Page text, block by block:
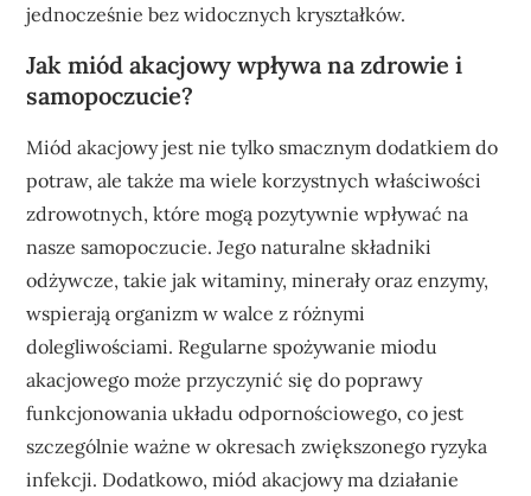
jednocześnie bez widocznych kryształków.
Jak miód akacjowy wpływa na zdrowie i
samopoczucie?
Miód akacjowy jest nie tylko smacznym dodatkiem do
potraw, ale także ma wiele korzystnych właściwości
zdrowotnych, które mogą pozytywnie wpływać na
nasze samopoczucie. Jego naturalne składniki
odżywcze, takie jak witaminy, minerały oraz enzymy,
wspierają organizm w walce z różnymi
dolegliwościami. Regularne spożywanie miodu
akacjowego może przyczynić się do poprawy
funkcjonowania układu odpornościowego, co jest
szczególnie ważne w okresach zwiększonego ryzyka
infekcji. Dodatkowo, miód akacjowy ma działanie